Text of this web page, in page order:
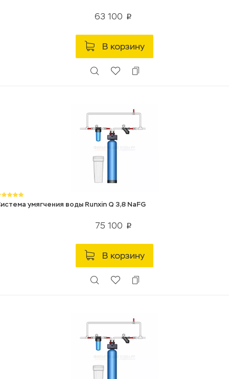
63 100 p
В корзину
умягчения воды Runxin Q 3,8 NaFG
75 100 p
В корзину